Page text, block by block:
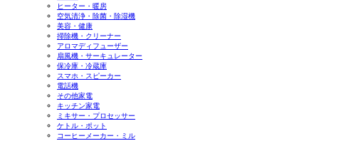
ヒーター・暖房
空気清浄・除菌・除湿機
美容・健康
掃除機・クリーナー
アロマディフューザー
扇風機・サーキュレーター
保冷庫・冷蔵庫
スマホ・スピーカー
電話機
その他家電
キッチン家電
ミキサー・プロセッサー
ケトル・ポット
コーヒーメーカー・ミル